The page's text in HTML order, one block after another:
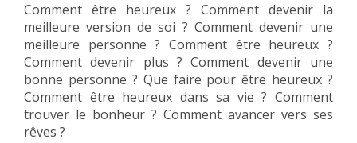
Comment être heureux ? Comment devenir la
meilleure version de soi ? Comment devenir une
meilleure personne ? Comment être heureux ?
Comment devenir plus ? Comment devenir une
bonne personne ? Que faire pour être heureux ?
Comment être heureux dans sa vie ? Comment
trouver le bonheur ? Comment avancer vers ses
rêves ?